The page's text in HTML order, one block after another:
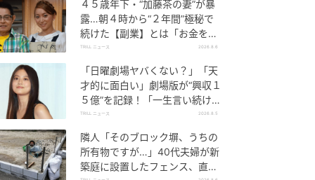
４５歳年下・“加藤茶の妻”が暴
露…朝４時から“２年間”極秘で
続けた【副業】とは「お金を稼
ぐのって大変」
TRILL ニュース 2026.8.6
「日曜劇場ヤバくない？」「天
才的に面白い」劇場版が“興収１
５億”を記録！「一生言い続け
る」放送後も続く“切望の声”
TRILL ニュース 2026.8.5
隣人「そのブロック塀、うちの
所有物ですが…」40代夫婦が新
築庭に設置したフェンス、直後